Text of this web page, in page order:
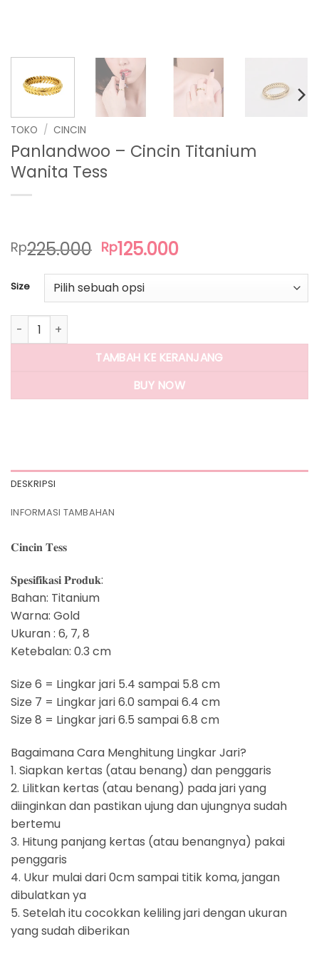
TOKO / CINCIN
Panlandwoo – Cincin Titanium
Wanita Tess
Rp225.000 Harga
adalah:
Rp225.000.
Rp125.000Harga
adalah:
Size
Kuantitas Panlandwoo - Cincin Titanium Wanita Tess
TAMBAH KE KERANJANG
BUY NOW
DESKRIPSI
INFORMASI TAMBAHAN
𝐂𝐢𝐧𝐜𝐢𝐧 𝐓𝐞𝐬𝐬
𝐒𝐩𝐞𝐬𝐢𝐟𝐢𝐤𝐚𝐬𝐢 𝐏𝐫𝐨𝐝𝐮𝐤:
Bahan: Titanium
Warna: Gold
Ukuran : 6, 7, 8
Ketebalan: 0.3 cm
Size 6 = Lingkar jari 5.4 sampai 5.8 cm
Size 7 = Lingkar jari 6.0 sampai 6.4 cm
Size 8 = Lingkar jari 6.5 sampai 6.8 cm
Bagaimana Cara Menghitung Lingkar Jari?
1. Siapkan kertas (atau benang) dan penggaris
2. Lilitkan kertas (atau benang) pada jari yang
diinginkan dan pastikan ujung dan ujungnya sudah
bertemu
3. Hitung panjang kertas (atau benangnya) pakai
penggaris
4. Ukur mulai dari 0cm sampai titik koma, jangan
dibulatkan ya
5. Setelah itu cocokkan keliling jari dengan ukuran
yang sudah diberikan